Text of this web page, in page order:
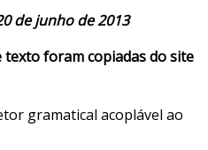
de junho de 2013
texto foram copiadas do site
gramatical acoplável ao